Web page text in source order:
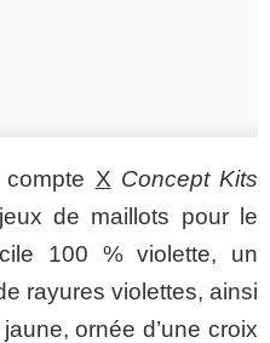
X Concept Kits
de maillots pour le
100 % violette, un
rayures violettes, ainsi
ornée d’une croix